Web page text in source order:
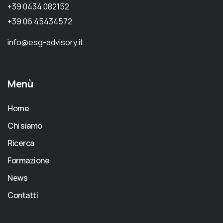
+39 0434 082152
+39 06 45434572
info@esg-advisory.it
Menù
Home
Chi siamo
Ricerca
Formazione
News
Contatti